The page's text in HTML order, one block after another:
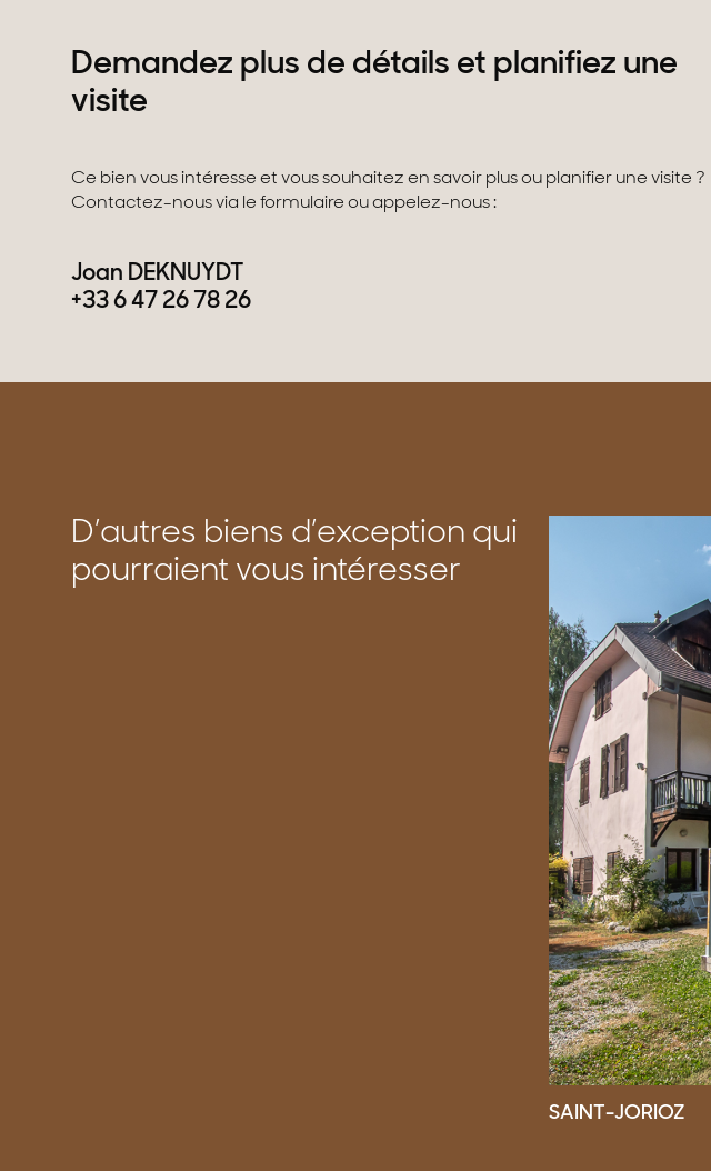
Demandez plus de détails et planifiez une
visite
Ce bien vous intéresse et vous souhaitez en savoir plus ou planifier une visite ?
Contactez-nous via le formulaire ou appelez-nous :
Joan DEKNUYDT
+33 6 47 26 78 26
D’autres biens d’exception qui
pourraient vous intéresser
SAINT-JORIOZ